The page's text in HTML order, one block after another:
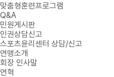
맞춤형훈련프로그램
Q&A
민원게시판
인권상담신고
스포츠윤리센터 상담/신고
연맹소개
회장 인사말
연혁